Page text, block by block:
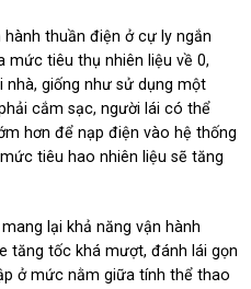
thuần điện ở cự ly ngắn
tiêu thụ nhiên liệu về 0,
nhà, giống như sử dụng một
cắm sạc, người lái có thể
hơn để nạp điện vào hệ thống
tiêu hao nhiên liệu sẽ tăng
lại khả năng vận hành
tăng tốc khá mượt, đánh lái gọn
ở mức nằm giữa tính thể thao